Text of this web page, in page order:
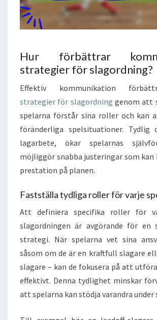
Hur förbättrar
strategier för slagordning?
Effektiv kommunikation
strategier för slagordning genom att
spelarna förstår sina roller och kan
föränderliga spelsituationer. Tydlig
lagarbete, ökar spelarnas
möjliggör snabba justeringar som
prestation på planen.
Fastställa tydliga roller för varje
Att definiera specifika roller för
slagordningen är avgörande för en
strategi. När spelarna vet sina
såsom om de är en kraftfull slagare
slagare – kan de fokusera på att
effektivt. Denna tydlighet minskar
att spelarna kan stödja varandra under